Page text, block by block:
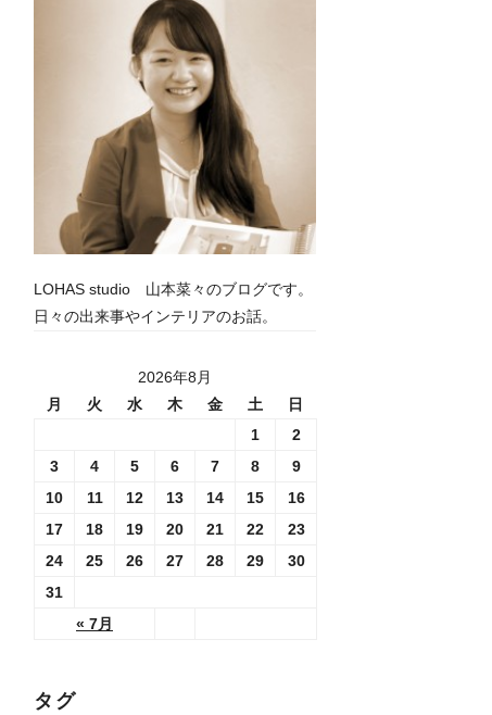
LOHAS studio 山本菜々のブログです。
日々の出来事やインテリアのお話。
2026年8月
月
火 水 木 金 土 日
« 7月
1
2
3
4 5 6 7 8
9
10
11 12 13 14 15
16
17
18 19 20 21 22
23
24
25 26 27 28 29
30
31
タグ